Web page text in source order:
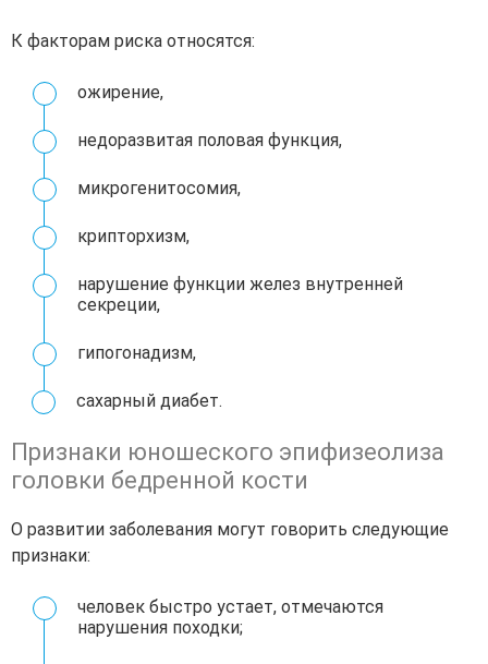
К факторам риска относятся:
ожирение,
недоразвитая половая функция,
микрогенитосомия,
крипторхизм,
нарушение функции желез внутренней
секреции,
гипогонадизм,
сахарный диабет.
Признаки юношеского эпифизеолиза
головки бедренной кости
О развитии заболевания могут говорить следующие
признаки:
человек быстро устает, отмечаются
нарушения походки;